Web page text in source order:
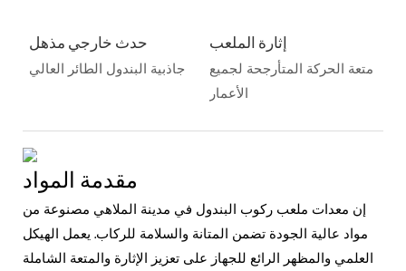
حدث خارجي مذهل
جاذبية البندول الطائر العالي
إثارة الملعب
متعة الحركة المتأرجحة لجميع
الأعمار
مقدمة المواد
إن معدات ملعب ركوب البندول في مدينة الملاهي مصنوعة من
مواد عالية الجودة تضمن المتانة والسلامة للركاب. يعمل الهيكل
العلمي والمظهر الرائع للجهاز على تعزيز الإثارة والمتعة الشاملة